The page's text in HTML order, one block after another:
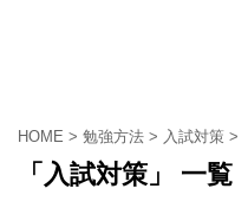
HOME > 勉強方法 > 入試対策 >
「入試対策」 一覧